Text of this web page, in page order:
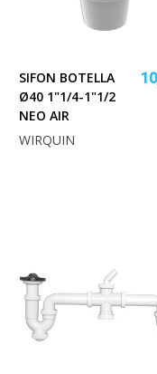
SIFON BOTELLA
Ø40 1"1/4-1"1/2
NEO AIR
WIRQUIN